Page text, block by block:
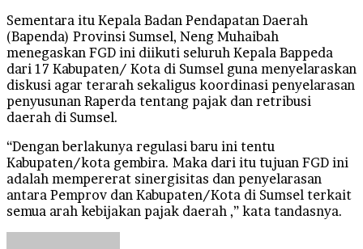
Sementara itu Kepala Badan Pendapatan Daerah
(Bapenda) Provinsi Sumsel, Neng Muhaibah
menegaskan FGD ini diikuti seluruh Kepala Bappeda
dari 17 Kabupaten/ Kota di Sumsel guna menyelaraskan
diskusi agar terarah sekaligus koordinasi penyelarasan
penyusunan Raperda tentang pajak dan retribusi
daerah di Sumsel.
“Dengan berlakunya regulasi baru ini tentu
Kabupaten/kota gembira. Maka dari itu tujuan FGD ini
adalah mempererat sinergisitas dan penyelarasan
antara Pemprov dan Kabupaten/Kota di Sumsel terkait
semua arah kebijakan pajak daerah ,” kata tandasnya.